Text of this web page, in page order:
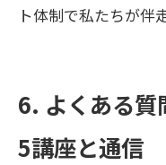
ト体制で私たちが伴
6. よくある質
5講座と通信